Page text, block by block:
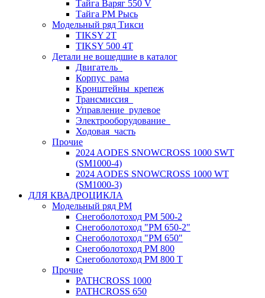
Тайга Варяг 550 V
Тайга РМ Рысь
Модельный ряд Тикси
TIKSY 2T
TIKSY 500 4T
Детали не вошедшие в каталог
Двигатель_
Корпус_рама
Кронштейны_крепеж
Трансмиссия_
Управление_рулевое
Электрооборудование_
Ходовая_часть
Прочие
2024 AODES SNOWCROSS 1000 SWT
(SM1000-4)
2024 AODES SNOWCROSS 1000 WT
(SM1000-3)
ДЛЯ КВАДРОЦИКЛА
Модельный ряд РМ
Снегоболотоход РМ 500-2
Снегоболотоход "РМ 650-2"
Снегоболотоход "РМ 650"
Снегоболотоход РМ 800
Снегоболотоход РМ 800 Т
Прочие
PATHCROSS 1000
PATHCROSS 650